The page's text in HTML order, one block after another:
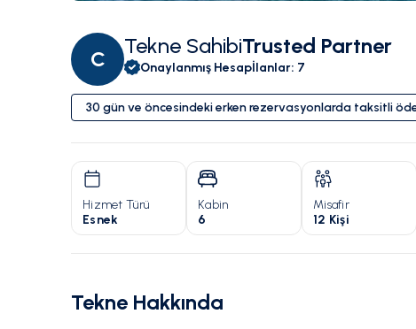
C
Tekne SahibiTrusted Partner
Onaylanmış Hesapİlanlar: 7
30 gün ve öncesindeki erken rezervasyonlarda taksitli
Hizmet Türü
Esnek
Kabin
6
Misafir
12 Kişi
Tekne Hakkında